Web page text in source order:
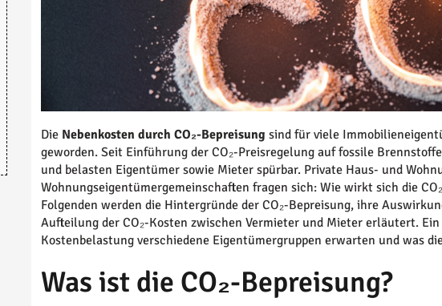
Die Nebenkosten durch CO₂-Bepreisung sind für viele
geworden. Seit Einführung der CO₂-Preisregelung auf fossile
und belasten Eigentümer sowie Mieter spürbar. Private Haus- und
Wohnungseigentümergemeinschaften fragen sich: Wie wirkt sich die
Folgenden werden die Hintergründe der CO₂-Bepreisung, ihre
Aufteilung der CO₂-Kosten zwischen Vermieter und Mieter erläutert.
Kostenbelastung verschiedene Eigentümergruppen erwarten und was
Was ist die CO₂-Bepreisung?